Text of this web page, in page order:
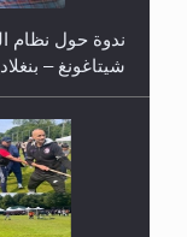
ندوة حول نظام
شيتاغونغ –